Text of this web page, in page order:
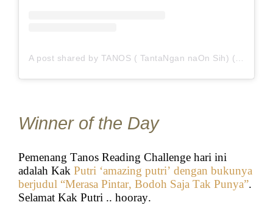
A post shared by TANOS ( TantaNgan naOn Sih) (@tanos.challenge)
Winner of the Day
Pemenang Tanos Reading Challenge hari ini
adalah Kak Putri ‘amazing putri’ dengan bukunya
berjudul “Merasa Pintar, Bodoh Saja Tak Punya”.
Selamat Kak Putri .. hooray.